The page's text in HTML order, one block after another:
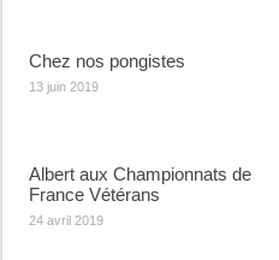
Chez nos pongistes
13 juin 2019
Albert aux Championnats de
France Vétérans
24 avril 2019